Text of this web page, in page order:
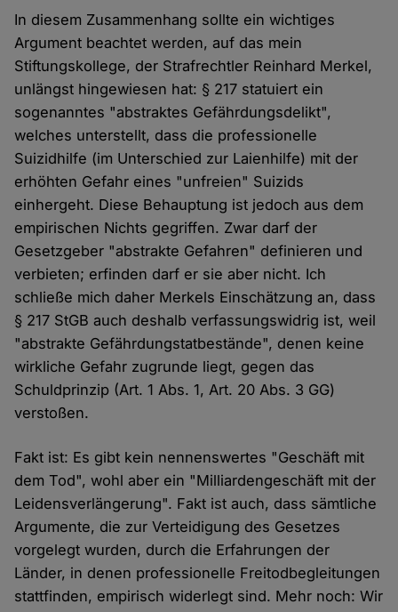
In diesem Zusammenhang sollte ein wichtiges
Argument beachtet werden, auf das mein
Stiftungskollege, der Strafrechtler Reinhard Merkel,
unlängst hingewiesen hat: § 217 statuiert ein
sogenanntes "abstraktes Gefährdungsdelikt",
welches unterstellt, dass die professionelle
Suizidhilfe (im Unterschied zur Laienhilfe) mit der
erhöhten Gefahr eines "unfreien" Suizids
einhergeht. Diese Behauptung ist jedoch aus dem
empirischen Nichts gegriffen. Zwar darf der
Gesetzgeber "abstrakte Gefahren" definieren und
verbieten; erfinden darf er sie aber nicht. Ich
schließe mich daher Merkels Einschätzung an, dass
§ 217 StGB auch deshalb verfassungswidrig ist, weil
"abstrakte Gefährdungstatbestände", denen keine
wirkliche Gefahr zugrunde liegt, gegen das
Schuldprinzip (Art. 1 Abs. 1, Art. 20 Abs. 3 GG)
verstoßen.
Fakt ist: Es gibt kein nennenswertes "Geschäft mit
dem Tod", wohl aber ein "Milliardengeschäft mit der
Leidensverlängerung". Fakt ist auch, dass sämtliche
Argumente, die zur Verteidigung des Gesetzes
vorgelegt wurden, durch die Erfahrungen der
Länder, in denen professionelle Freitodbegleitungen
stattfinden, empirisch widerlegt sind. Mehr noch: Wir